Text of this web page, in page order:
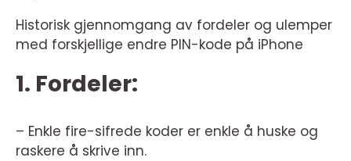
Historisk gjennomgang av fordeler og ulemper
med forskjellige endre PIN-kode på iPhone
1. Fordeler:
– Enkle fire-sifrede koder er enkle å huske og
raskere å skrive inn.